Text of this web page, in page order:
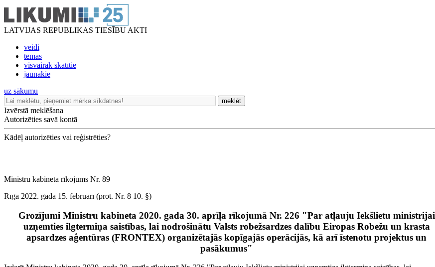
LATVIJAS REPUBLIKAS TIESĪBU AKTI
veidi
tēmas
visvairāk skatītie
jaunākie
uz sākumu
meklēt
Izvērstā meklēšana
Autorizēties savā kontā
Kādēļ autorizēties vai reģistrēties?
Ministru kabineta rīkojums Nr. 89
Rīgā 2022. gada 15. februārī (prot. Nr. 8 10. §)
Grozījumi Ministru kabineta 2020. gada 30. aprīļa rīkojumā Nr. 226 "Par atļauju Iekšlietu ministrijai
uzņemties ilgtermiņa saistības, lai nodrošinātu Valsts robežsardzes dalību Eiropas Robežu un krasta
apsardzes aģentūras (FRONTEX) organizētajās kopīgajās operācijās, kā arī īstenotu projektus un
pasākumus"